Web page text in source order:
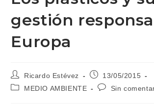
gestión
Europa
Autor
de
la
Ricardo Estévez
Publicación
13/05/2015
Categoría
MEDIO AMBIENTE
Comentarios
Sin